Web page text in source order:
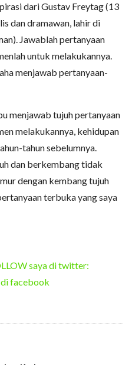
dari Gustav Freytag (13
dan dramawan, lahir di
Jawablah pertanyaan
untuk melakukannya.
menjawab pertanyaan-
menjawab tujuh pertanyaan
melakukannya, kehidupan
tahun sebelumnya.
dan berkembang tidak
dengan kembang tujuh
terbuka yang saya
saya di twitter:
di facebook